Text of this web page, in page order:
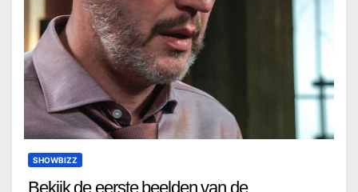
SHOWBIZZ
Bekijk de eerste beelden van de